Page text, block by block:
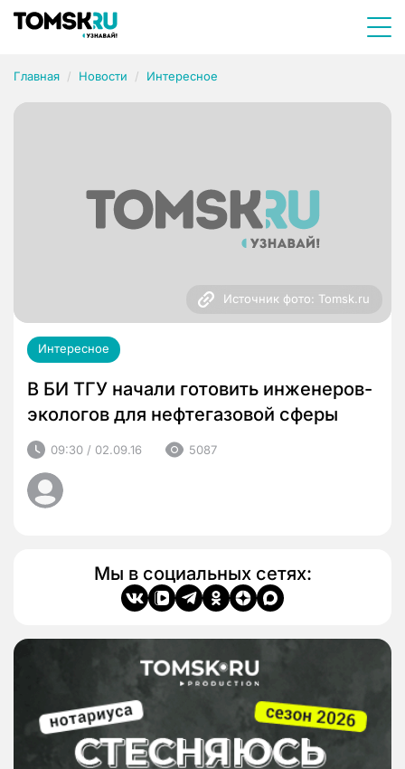
Главная Новости Интересное
Источник фото: Tomsk.ru
Интересное
В БИ ТГУ начали готовить инженеров-
экологов для нефтегазовой сферы
09:30 / 02.09.16 5087
Мы в социальных сетях: